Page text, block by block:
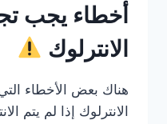
أخطاء يجب
الانترلوك
هناك بعض الأخطاء
الانترلوك إذا لم يتم